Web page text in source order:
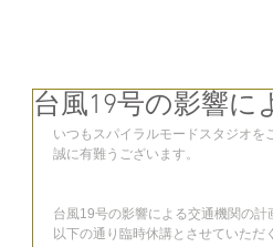
台風19号の影響に
いつもスパイラルモードスタジオを
誠に有難うございます。
台風19号の影響による交通機関の計
以下の通り臨時休講とさせていただ